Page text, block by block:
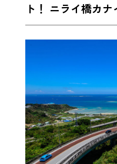
ト！ ニライ橋カナ